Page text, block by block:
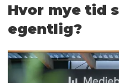
Hvor mye tid
egentlig?